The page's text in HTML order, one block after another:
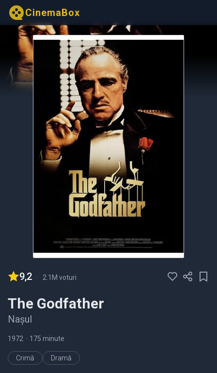
CinemaBox
9,2 - 2.1M voturi
The Godfather
Nașul
1972 • 175 minute
Crimă Dramă